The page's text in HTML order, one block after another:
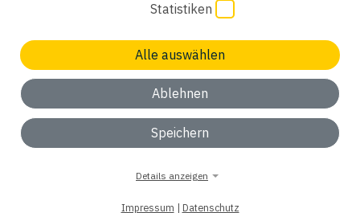
Statistiken
Alle auswählen
Ablehnen
Speichern
Details anzeigen
Impressum | Datenschutz